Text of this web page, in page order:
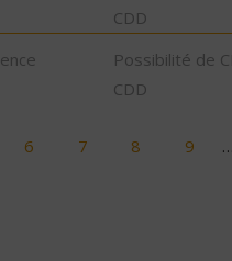
CDD
Possibilité de
CDD
6 7 8 9 …